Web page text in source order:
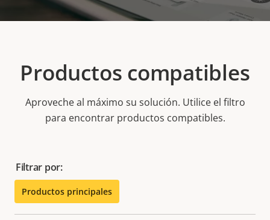
Productos compatibles
Aproveche al máximo su solución. Utilice el filtro
para encontrar productos compatibles.
Filtrar por:
Productos principales